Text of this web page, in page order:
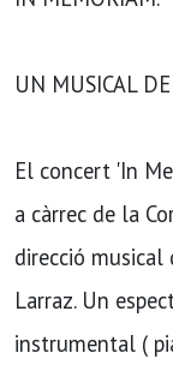
UN MUSICAL
El concert 'In
a càrrec de la
direcció musical
Larraz. Un
instrumental (